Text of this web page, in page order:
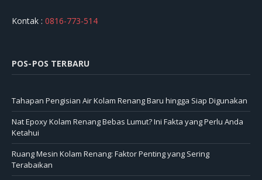
Kontak : 0816-773-514
POS-POS TERBARU
Tahapan Pengisian Air Kolam Renang Baru hingga Siap Digunakan
Nat Epoxy Kolam Renang Bebas Lumut? Ini Fakta yang Perlu Anda
Ketahui
Ruang Mesin Kolam Renang: Faktor Penting yang Sering
Terabaikan